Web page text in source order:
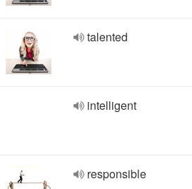
talented
intelligent
responsible